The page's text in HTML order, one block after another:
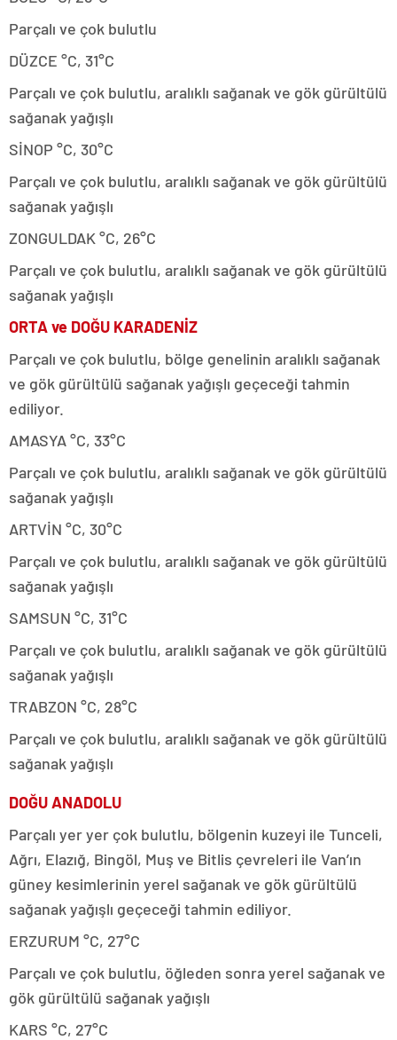
Parçalı ve çok bulutlu
DÜZCE °C, 31°C
Parçalı ve çok bulutlu, aralıklı sağanak ve gök gürültülü
sağanak yağışlı
SİNOP °C, 30°C
Parçalı ve çok bulutlu, aralıklı sağanak ve gök gürültülü
sağanak yağışlı
ZONGULDAK °C, 26°C
Parçalı ve çok bulutlu, aralıklı sağanak ve gök gürültülü
sağanak yağışlı
ORTA ve DOĞU KARADENİZ
Parçalı ve çok bulutlu, bölge genelinin aralıklı sağanak
ve gök gürültülü sağanak yağışlı geçeceği tahmin
ediliyor.
AMASYA °C, 33°C
Parçalı ve çok bulutlu, aralıklı sağanak ve gök gürültülü
sağanak yağışlı
ARTVİN °C, 30°C
Parçalı ve çok bulutlu, aralıklı sağanak ve gök gürültülü
sağanak yağışlı
SAMSUN °C, 31°C
Parçalı ve çok bulutlu, aralıklı sağanak ve gök gürültülü
sağanak yağışlı
TRABZON °C, 28°C
Parçalı ve çok bulutlu, aralıklı sağanak ve gök gürültülü
sağanak yağışlı
DOĞU ANADOLU
Parçalı yer yer çok bulutlu, bölgenin kuzeyi ile Tunceli,
Ağrı, Elazığ, Bingöl, Muş ve Bitlis çevreleri ile Van’ın
güney kesimlerinin yerel sağanak ve gök gürültülü
sağanak yağışlı geçeceği tahmin ediliyor.
ERZURUM °C, 27°C
Parçalı ve çok bulutlu, öğleden sonra yerel sağanak ve
gök gürültülü sağanak yağışlı
KARS °C, 27°C